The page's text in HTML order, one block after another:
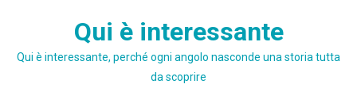
Qui è interessante
Qui è interessante, perché ogni angolo nasconde una storia tutta
da scoprire